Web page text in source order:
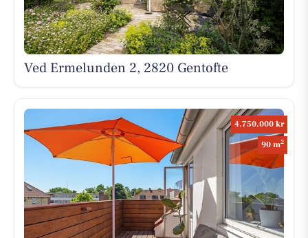
Ved Ermelunden 2, 2820 Gentofte
4.750.000 kr
90 m2